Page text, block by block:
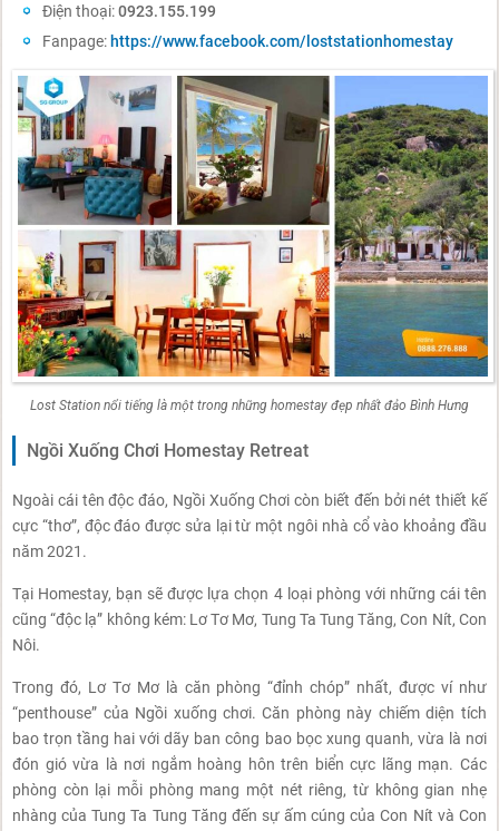
Điện thoại:0923.155.199
Fanpage: https://www.facebook.com/loststationhomestay
Lost Station nổi tiếng là một trong những homestay đẹp nhất đảo Bình Hưng
Ngồi Xuống Chơi Homestay Retreat
Ngoài cái tên độc đáo, Ngồi Xuống Chơi còn biết đến bởi nét thiết kế
cực “thơ”, độc đáo được sửa lại từ một ngôi nhà cổ vào khoảng đầu
năm 2021.
Tại Homestay, bạn sẽ được lựa chọn 4 loại phòng với những cái tên
cũng “độc lạ” không kém: Lơ Tơ Mơ, Tung Ta Tung Tăng, Con Nít, Con
Nôi.
Trong đó, Lơ Tơ Mơ là căn phòng “đỉnh chóp” nhất, được ví như
“penthouse” của Ngồi xuống chơi. Căn phòng này chiếm diện tích
bao trọn tầng hai với dãy ban công bao bọc xung quanh, vừa là nơi
đón gió vừa là nơi ngắm hoàng hôn trên biển cực lãng mạn. Các
phòng còn lại mỗi phòng mang một nét riêng, từ không gian nhẹ
nhàng của Tung Ta Tung Tăng đến sự ấm cúng của Con Nít và Con